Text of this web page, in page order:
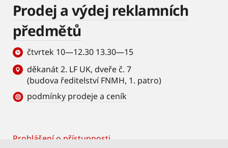
Prodej a výdej reklamních
předmětů
čtvrtek 10—12.30 13.30—15
děkanát 2. LF UK, dveře č. 7
(budova ředitelství FNMH, 1. patro)
podmínky prodeje a ceník
Prohlášení o přístupnosti